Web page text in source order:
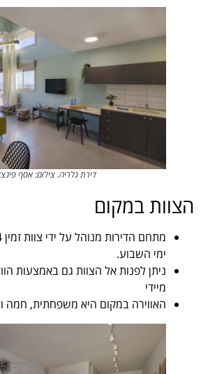
דירת גלריה. צילום: אסף
הצוות במקום
ימי השבוע.
ניתן לפנות אל הצוות גם באמצעות
מיידי
האווירה במקום היא משפחתית, חמה